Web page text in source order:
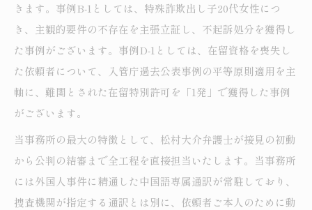
きます。事例B-1としては、特殊詐欺出し子20代女性につ
き、主観的要件の不存在を主張立証し、不起訴処分を獲得し
た事例がございます。事例D-1としては、在留資格を喪失し
た依頼者について、入管庁過去公表事例の平等原則適用を主
軸に、難関とされた在留特別許可を「1発」で獲得した事例
がございます。
当事務所の最大の特徴として、松村大介弁護士が接見の初動
から公判の結審まで全工程を直接担当いたします。当事務所
には外国人事件に精通した中国語専属通訳が常駐しており、
捜査機関が指定する通訳とは別に、依頼者ご本人のために動